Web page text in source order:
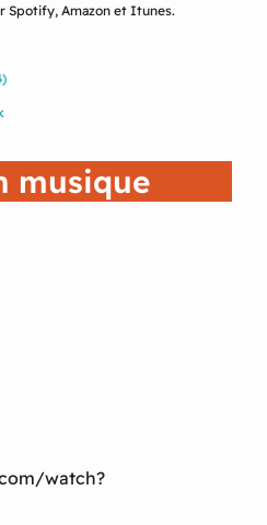
Spotify, Amazon et Itunes.
musique
watch?